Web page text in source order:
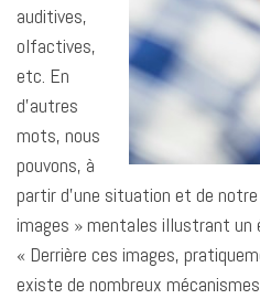
auditives,
olfactives,
etc. En
d’autres
mots, nous
pouvons, à
partir d’une situation et de
images » mentales illustrant
« Derrière ces images,
existe de nombreux